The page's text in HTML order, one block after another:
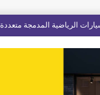
الرياضية المدمجة